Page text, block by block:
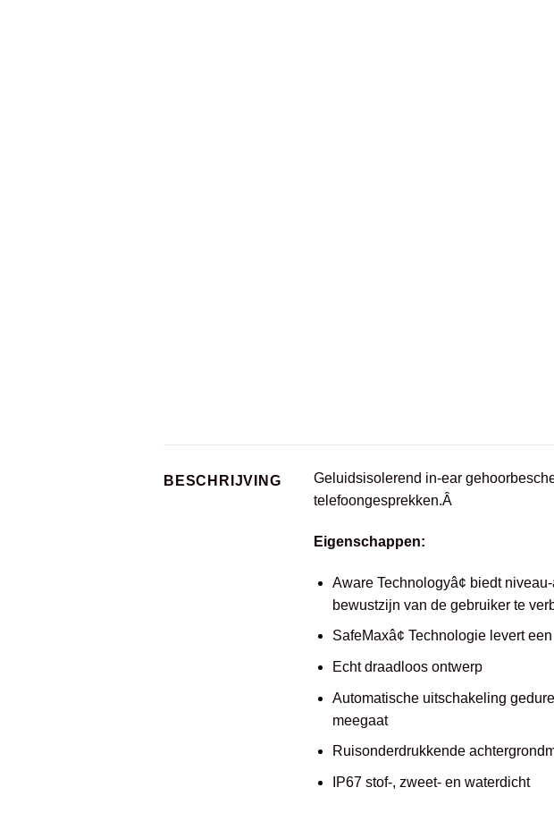
BESCHRIJVING
Geluidsisolerend in-ear
telefoongesprekken.Â
Eigenschappen:
Aware Technologyâ¢ biedt
bewustzijn van de gebruiker te
SafeMaxâ¢ Technologie levert
Echt draadloos ontwerp
Automatische uitschakeling
meegaat
Ruisonderdrukkende
IP67 stof-, zweet- en waterdicht